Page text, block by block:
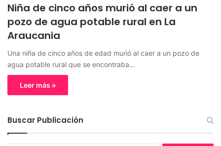
Niña de cinco años murió al caer a un
pozo de agua potable rural en La
Araucania
Una niña de cinco años de edad murió al caer a un pozo de
agua potable rural que se encontraba…
Leer más »
Buscar Publicación